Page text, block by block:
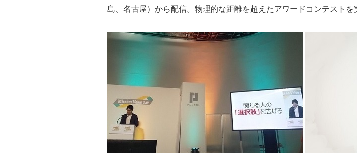
島、名古屋）から配信。物理的な距離を超えたアワードコンテストを